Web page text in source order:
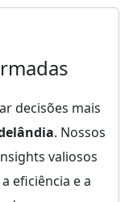
decisões mais
. Nossos
valiosos
eficiência e a